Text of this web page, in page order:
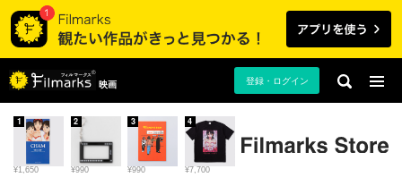
映画 登録・ログイン
¥1,650
1
¥990
2
¥990
3
¥7,700
4